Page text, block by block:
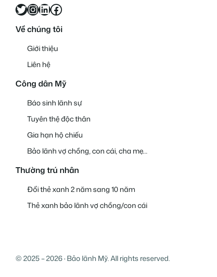
Twitter InstagramLinkedIn Facebook
Về chúng tôi
Giới thiệu
Liên hệ
Công dân Mỹ
Báo sinh lãnh sự
Tuyên thệ độc thân
Gia hạn hộ chiếu
Bảo lãnh vợ chồng, con cái, cha mẹ…
Thường trú nhân
Đổi thẻ xanh 2 năm sang 10 năm
Thẻ xanh bảo lãnh vợ chồng/con cái
© 2025 – 2026 · Bảo lãnh Mỹ. All rights reserved.